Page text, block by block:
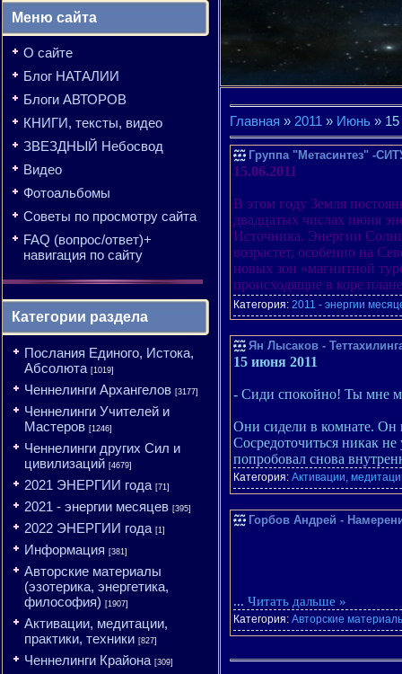
Меню сайта
О сайте
Блог НАТАЛИИ
Блоги АВТОРОВ
КНИГИ, тексты, видео
ЗВЕЗДНЫЙ Небосвод
Видео
Фотоальбомы
Советы по просмотру сайта
FAQ (вопрос/ответ)+
навигация по сайту
Категории раздела
Послания Единого, Истока,
Абсолюта [1019]
Ченнелинги Архангелов [3177]
Ченнелинги Учителей и
Мастеров [1246]
Ченнелинги других Сил и
цивилизаций [4679]
2021 ЭНЕРГИИ года [71]
2021 - энергии месяцев [395]
2022 ЭНЕРГИИ года [1]
Информация [381]
Авторские материалы
(эзотерика, энергетика,
философия) [1907]
Активации, медитации,
практики, техники [827]
Ченнелинги Крайона [309]
Главная » 2011 » Июнь » 15
Группа "Метасинтез" -
15.06.2011
В этом году Земля
двадцатых числах июня
Источника. Энергии
возрастет, особенно на
новых зон «магнитной
происходящие в коре
Категория: 2011 - энергии
Ян Лысаков -
15 июня 2011
- Сиди спокойно! Ты мне
Они сидели в комнате. Он
Сосредоточиться никак
попробовал снова
Категория: Активации,
Горбов Андрей -
... Читать дальше »
Категория: Авторские